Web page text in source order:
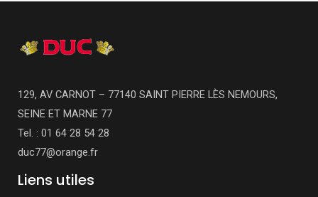
129, AV CARNOT – 77140 SAINT PIERRE LÈS NEMOURS,
SEINE ET MARNE 77
Tel. : 01 64 28 54 28
duc77@orange.fr
Liens utiles